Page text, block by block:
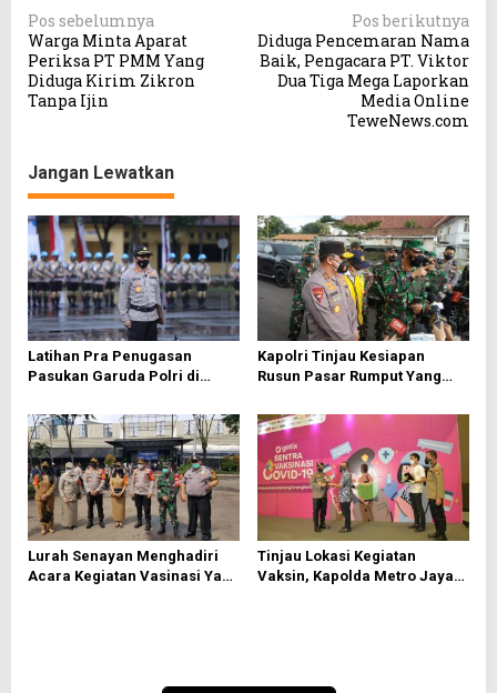
N
a
v
i
a
s
i
p
o
s
Pos sebelumnya
Warga Minta Aparat
Periksa PT PMM Yang
Diduga Kirim Zikron
Tanpa Ijin
Pos berikutnya
Diduga Pencemaran Nama
Baik, Pengacara PT. Viktor
Dua Tiga Mega Laporkan
Media Online
TeweNews.com
Jangan Lewatkan
Latihan Pra Penugasan
Pasukan Garuda Polri di
Kapolri Tinjau Kesiapan
Rusun Pasar Rumput Yang
Penampungan OTG
Lurah Senayan Menghadiri
Acara Kegiatan Vasinasi Yang
Tinjau Lokasi Kegiatan
Vaksin, Kapolda Metro Jaya